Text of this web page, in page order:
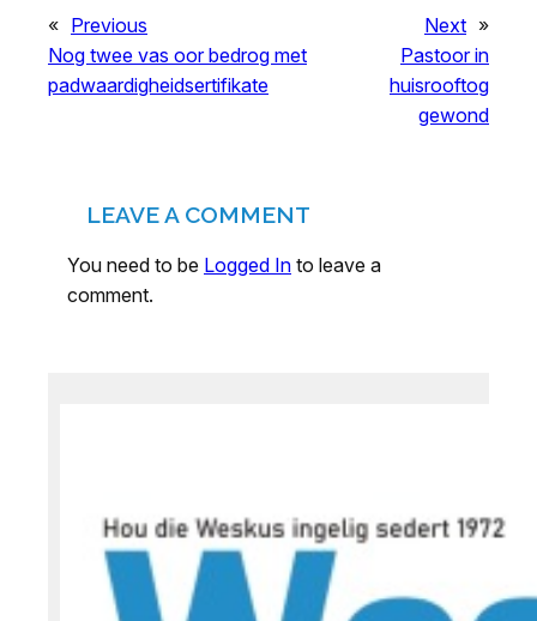
« Previous
Nog twee vas oor bedrog met
padwaardigheidsertifikate
Next »
Pastoor in
huisrooftog
gewond
LEAVE A COMMENT
You need to be Logged In to leave a
comment.